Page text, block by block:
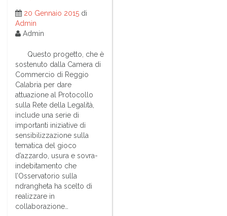
20 Gennaio 2015 di
Admin
Admin
Questo progetto, che è
sostenuto dalla Camera di
Commercio di Reggio
Calabria per dare
attuazione al Protocollo
sulla Rete della Legalità,
include una serie di
importanti iniziative di
sensibilizzazione sulla
tematica del gioco
d’azzardo, usura e sovra-
indebitamento che
l’Osservatorio sulla
ndrangheta ha scelto di
realizzare in
collaborazione…